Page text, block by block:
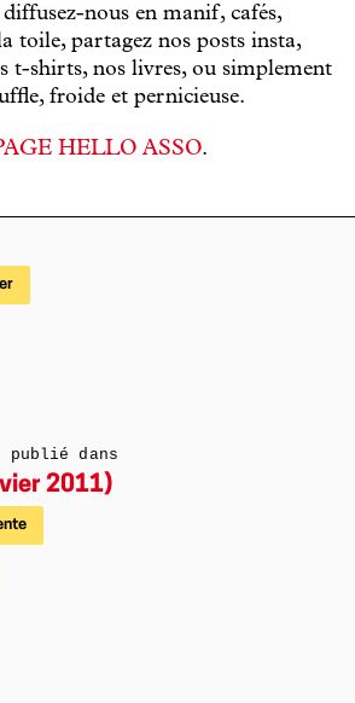
nous en manif, cafés,
toile, partagez nos posts insta,
t-shirts, nos livres, ou simplement
froide et pernicieuse.
HELLO ASSO.
dans
2011)